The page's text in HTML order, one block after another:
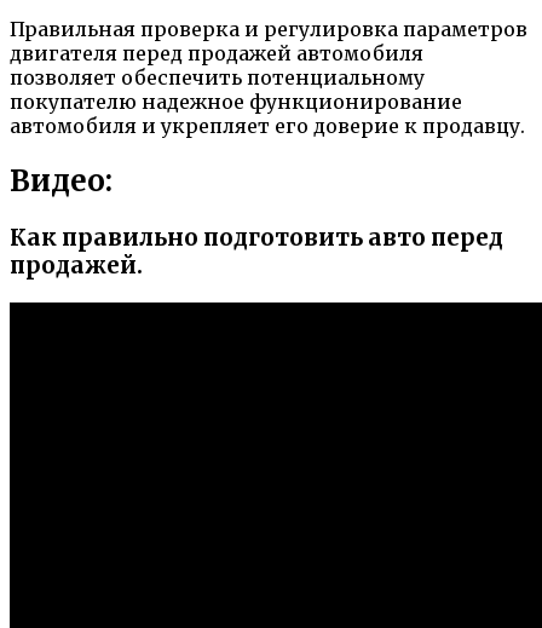
Правильная проверка и регулировка параметров
двигателя перед продажей автомобиля
позволяет обеспечить потенциальному
покупателю надежное функционирование
автомобиля и укрепляет его доверие к продавцу.
Видео:
Как правильно подготовить авто перед
продажей.